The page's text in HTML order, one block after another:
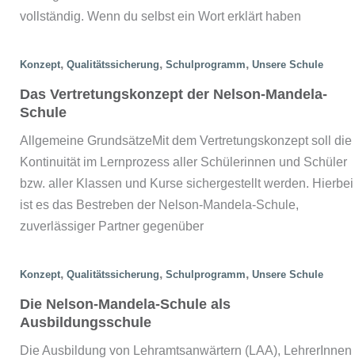
vollständig. Wenn du selbst ein Wort erklärt haben
Konzept, Qualitätssicherung, Schulprogramm, Unsere Schule
Das Vertretungskonzept der Nelson-Mandela-
Schule
Allgemeine GrundsätzeMit dem Vertretungskonzept soll die
Kontinuität im Lernprozess aller Schülerinnen und Schüler
bzw. aller Klassen und Kurse sichergestellt werden. Hierbei
ist es das Bestreben der Nelson-Mandela-Schule,
zuverlässiger Partner gegenüber
Konzept, Qualitätssicherung, Schulprogramm, Unsere Schule
Die Nelson-Mandela-Schule als
Ausbildungsschule
Die Ausbildung von Lehramtsanwärtern (LAA), LehrerInnen